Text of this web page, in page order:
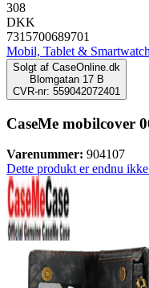
308
DKK
7315700689701
Mobil, Tablet & Smartwatch
Solgt af CaseOnline.dk
Blomgatan 17 B
CVR-nr: 559042072401
CaseMe mobilcover
Varenummer: 904107
Dette produkt er endnu